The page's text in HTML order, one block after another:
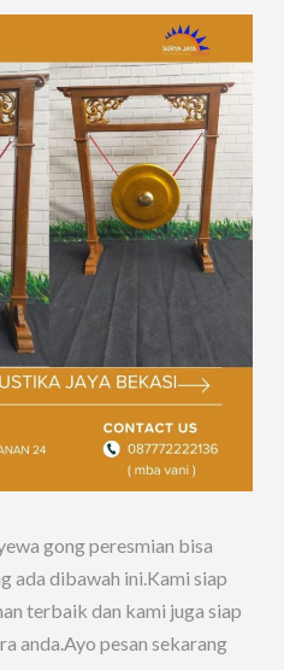
gong peresmian bisa
ada dibawah ini.Kami siap
terbaik dan kami juga siap
anda.Ayo pesan sekarang